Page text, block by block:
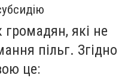
які не
пільг. Згідно
це: